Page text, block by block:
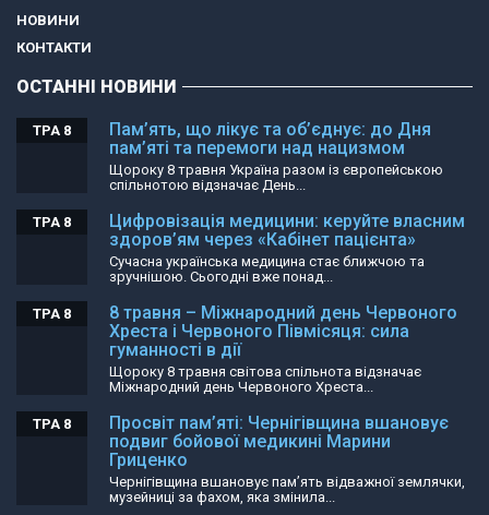
НОВИНИ
КОНТАКТИ
ОСТАННІ НОВИНИ
Пам’ять, що лікує та об’єднує: до Дня
пам’яті та перемоги над нацизмом
ТРА 8
Щороку 8 травня Україна разом із європейською
спільнотою відзначає День...
Цифровізація медицини: керуйте власним
здоров’ям через «Кабінет пацієнта»
ТРА 8
Сучасна українська медицина стає ближчою та
зручнішою. Сьогодні вже понад...
8 травня – Міжнародний день Червоного
Хреста і Червоного Півмісяця: сила
гуманності в дії
ТРА 8
Щороку 8 травня світова спільнота відзначає
Міжнародний день Червоного Хреста...
Просвіт пам’яті: Чернігівщина вшановує
подвиг бойової медикині Марини
Гриценко
ТРА 8
Чернігівщина вшановує пам’ять відважної землячки,
музейниці за фахом, яка змінила...